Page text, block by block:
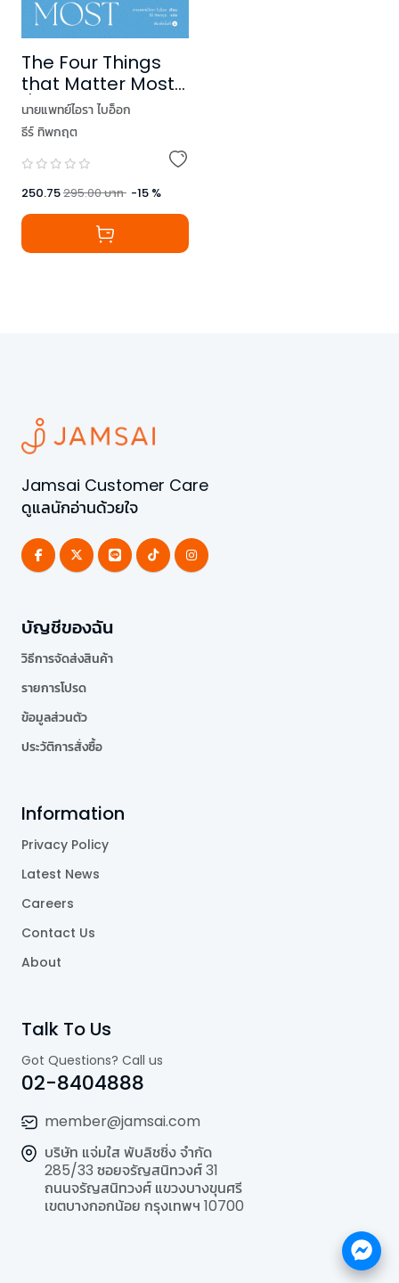
The Four Things
that Matter Most
สี่คำสำคัญของชีวิต
นายแพทย์ไอรา ไบอ็อก
ธีร์ ทิพกฤต
250.75295.00บาท -15 %
Jamsai Customer Care
ดูแลนักอ่านด้วยใจ
บัญชีของฉัน
วิธีการจัดส่งสินค้า
รายการโปรด
ข้อมูลส่วนตัว
ประวัติการสั่งซื้อ
Information
Privacy Policy
Latest News
Careers
Contact Us
About
Talk To Us
Got Questions? Call us
02-8404888
member@jamsai.com
บริษัท แจ่มใส พับลิชชิ่ง จำกัด
285/33 ซอยจรัญสนิทวงศ์ 31
ถนนจรัญสนิทวงศ์ แขวงบางขุนศรี
เขตบางกอกน้อย กรุงเทพฯ 10700